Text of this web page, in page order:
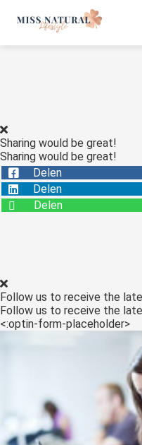
Sharing would be great!
Sharing would be great!
Delen
Delen
Delen
Follow us to receive the
Follow us to receive the
<:optin-form-placeholder>